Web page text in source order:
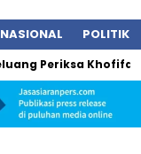
NASIONAL POLITIK
Periksa Khofifah